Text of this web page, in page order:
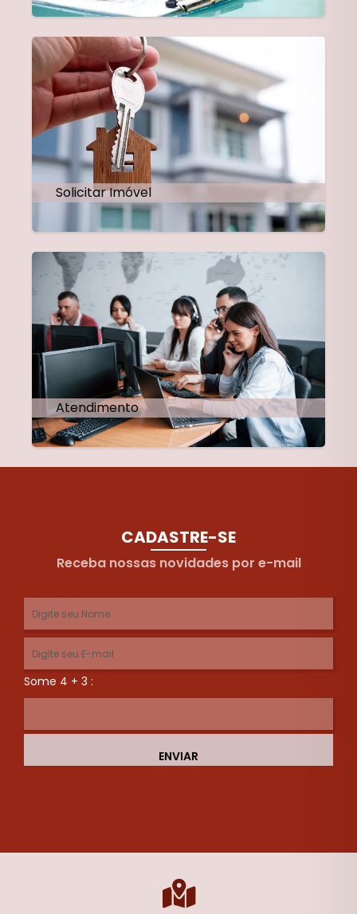
Solicitar Imóvel
Atendimento
CADASTRE-SE
Receba nossas novidades por e-mail
Some 4 + 3 :
ENVIAR